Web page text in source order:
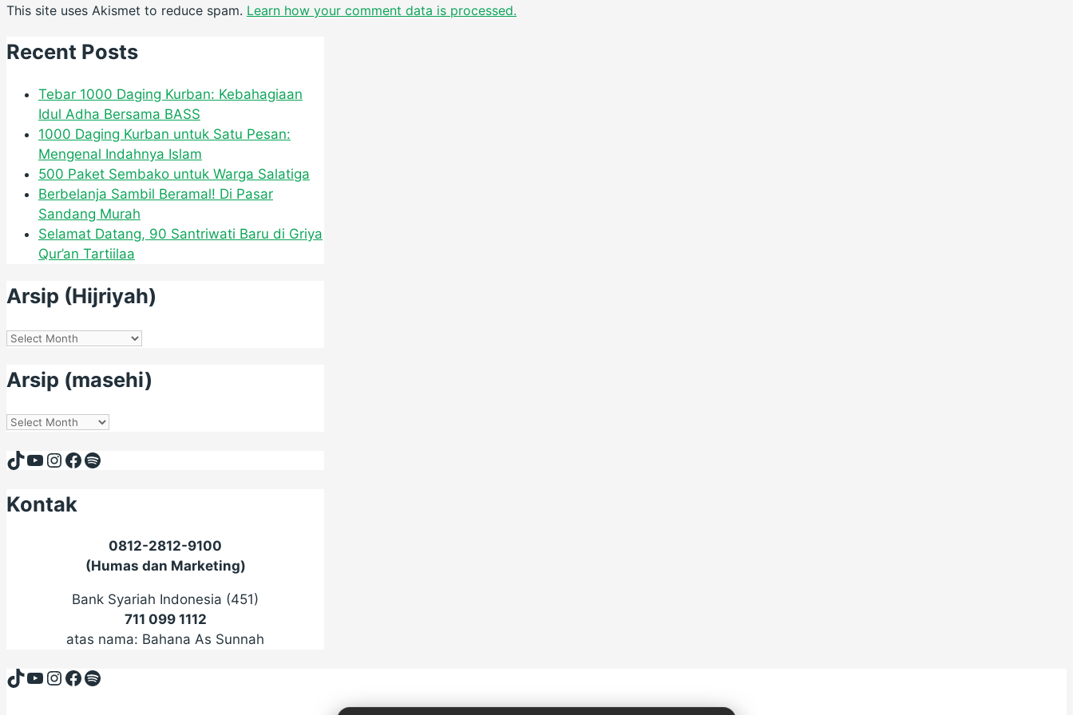
This site uses Akismet to reduce spam. Learn how your comment data is processed.
Recent Posts
Tebar 1000 Daging Kurban: Kebahagiaan
Idul Adha Bersama BASS
1000 Daging Kurban untuk Satu Pesan:
Mengenal Indahnya Islam
500 Paket Sembako untuk Warga Salatiga
Berbelanja Sambil Beramal! Di Pasar
Sandang Murah
Selamat Datang, 90 Santriwati Baru di Griya
Qur’an Tartiilaa
Arsip (Hijriyah)
Arsip
Arsip (masehi)
Arsip
TikTok
YouTube
Instagram
Facebook
Spotify
Kontak
0812-2812-9100
(Humas dan Marketing)
Bank Syariah Indonesia (451)
711 099 1112
atas nama: Bahana As Sunnah
TikTok
YouTube
Instagram
Facebook
Spotify